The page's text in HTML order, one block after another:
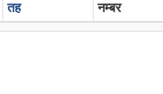
तह
नम्बर